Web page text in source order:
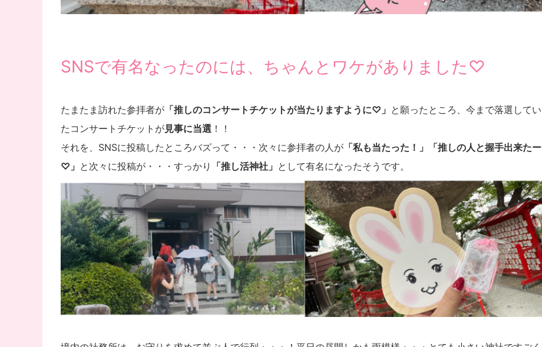
SNSで有名なったのには、ちゃんとワケがありました♡
たまたま訪れた参拝者が 「推しのコンサートチケットが当たりますように♡」 と願ったところ、今まで落選してい
たコンサートチケットが見事に当選 ！！
それを、SNSに投稿したところバズって・・・次々に参拝者の人が 「私も当たった！」「推しの人と握手出来たー
♡」 と次々に投稿が・・・すっかり 「推し活神社」 として有名になったそうです。